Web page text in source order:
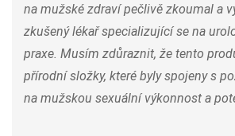
na mužské zdraví pečlivě zkoumal a
zkušený lékař specializující se na
praxe. Musím zdůraznit, že tento
přírodní složky, které byly spojeny s
na mužskou sexuální výkonnost a